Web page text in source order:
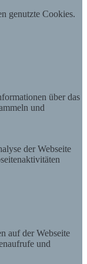
genutzte Cookies.
über das
und
der Webseite
auf der Webseite
und